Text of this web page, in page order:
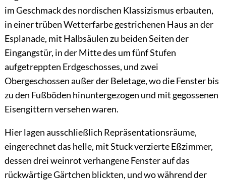
im Geschmack des nordischen Klassizismus erbauten,
in einer trüben Wetterfarbe gestrichenen Haus an der
Esplanade, mit Halbsäulen zu beiden Seiten der
Eingangstür, in der Mitte des um fünf Stufen
aufgetreppten Erdgeschosses, und zwei
Obergeschossen außer der Beletage, wo die Fenster bis
zu den Fußböden hinuntergezogen und mit gegossenen
Eisengittern versehen waren.
Hier lagen ausschließlich Repräsentationsräume,
eingerechnet das helle, mit Stuck verzierte Eßzimmer,
dessen drei weinrot verhangene Fenster auf das
rückwärtige Gärtchen blickten, und wo während der